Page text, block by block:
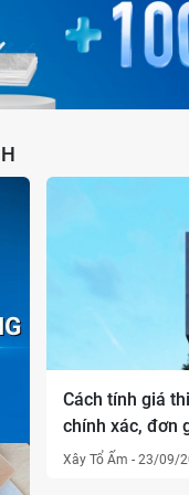
Cách tính giá
chính xác, đơn
Xây Tổ Ấm - 23/09/